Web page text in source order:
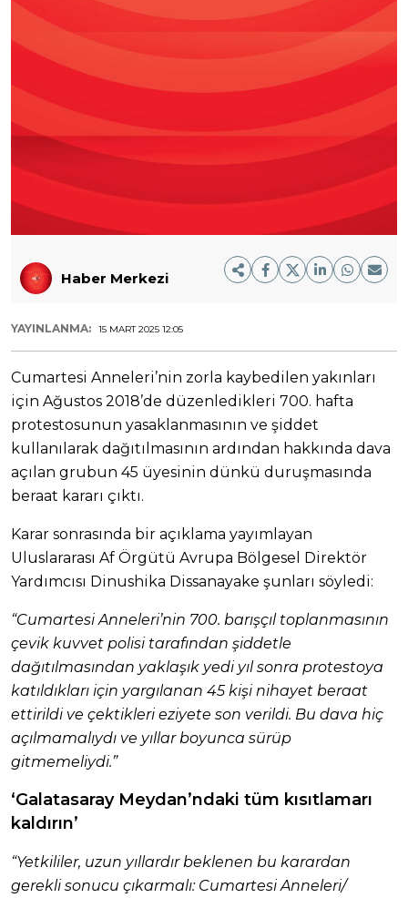
Haber Merkezi
YAYINLANMA: 15 MART 2025 12:05
Cumartesi Anneleri’nin zorla kaybedilen yakınları
için Ağustos 2018’de düzenledikleri 700. hafta
protestosunun yasaklanmasının ve şiddet
kullanılarak dağıtılmasının ardından hakkında dava
açılan grubun 45 üyesinin dünkü duruşmasında
beraat kararı çıktı.
Karar sonrasında bir açıklama yayımlayan
Uluslararası Af Örgütü Avrupa Bölgesel Direktör
Yardımcısı Dinushika Dissanayake şunları söyledi:
“Cumartesi Anneleri’nin 700. barışçıl toplanmasının
çevik kuvvet polisi tarafından şiddetle
dağıtılmasından yaklaşık yedi yıl sonra protestoya
katıldıkları için yargılanan 45 kişi nihayet beraat
ettirildi ve çektikleri eziyete son verildi. Bu dava hiç
açılmamalıydı ve yıllar boyunca sürüp
gitmemeliydi.”
‘Galatasaray Meydan’ndaki tüm kısıtlamarı
kaldırın’
“Yetkililer, uzun yıllardır beklenen bu karardan
gerekli sonucu çıkarmalı: Cumartesi Anneleri/